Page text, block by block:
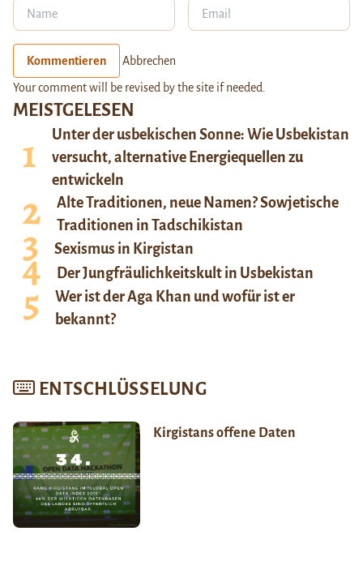
MEISTGELESEN
Unter der usbekischen Sonne: Wie Usbekistan
versucht, alternative Energiequellen zu
entwickeln
Alte Traditionen, neue Namen? Sowjetische
Traditionen in Tadschikistan
Sexismus in Kirgistan
Der Jungfräulichkeitskult in Usbekistan
Wer ist der Aga Khan und wofür ist er
bekannt?
ENTSCHLÜSSELUNG
Kirgistans offene Daten
Kommentieren Abbrechen
Your comment will be revised by the site if needed.